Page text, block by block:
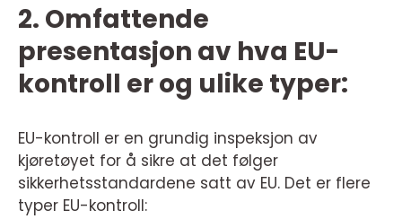
2. Omfattende
presentasjon av hva EU-
kontroll er og ulike typer:
EU-kontroll er en grundig inspeksjon av
kjøretøyet for å sikre at det følger
sikkerhetsstandardene satt av EU. Det er flere
typer EU-kontroll: